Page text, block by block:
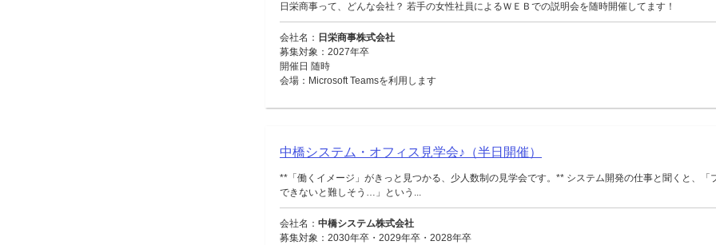
日栄商事って、どんな会社？ 若手の女性社員によるＷＥＢでの説明会を随時開催してます！
会社名： 日栄商事株式会社
募集対象：2027年卒
開催日 随時
会場：Microsoft Teamsを利用します
中橋システム・オフィス見学会♪（半日開催）
**「働くイメージ」がきっと見つかる、少人数制の見学会です。** システム開発の仕事と聞くと、「
できないと難しそう…」という...
会社名： 中橋システム株式会社
募集対象：2030年卒・2029年卒・2028年卒